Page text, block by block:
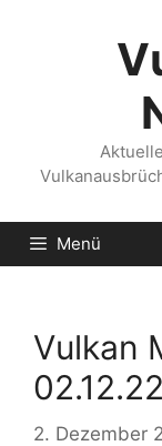
Menü
Vulkan
02.12.22
2. Dezember